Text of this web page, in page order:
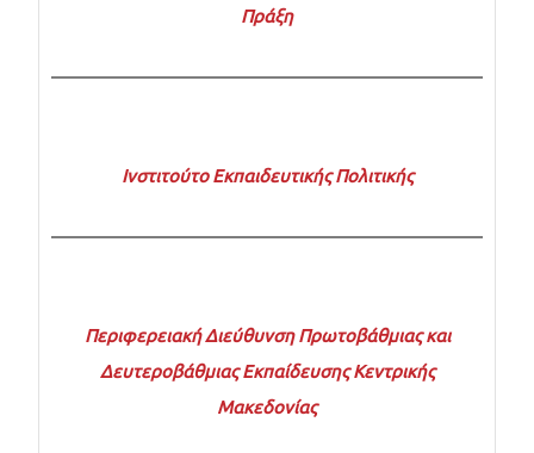
Πράξη
Ινστιτούτο Εκπαιδευτικής Πολιτικής
Περιφερειακή Διεύθυνση Πρωτοβάθμιας και
Δευτεροβάθμιας Εκπαίδευσης Κεντρικής
Μακεδονίας